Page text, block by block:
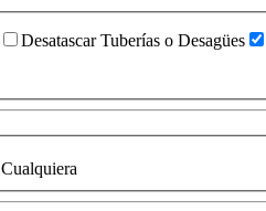
Desatascar Tuberías o Desagües
Cualquiera